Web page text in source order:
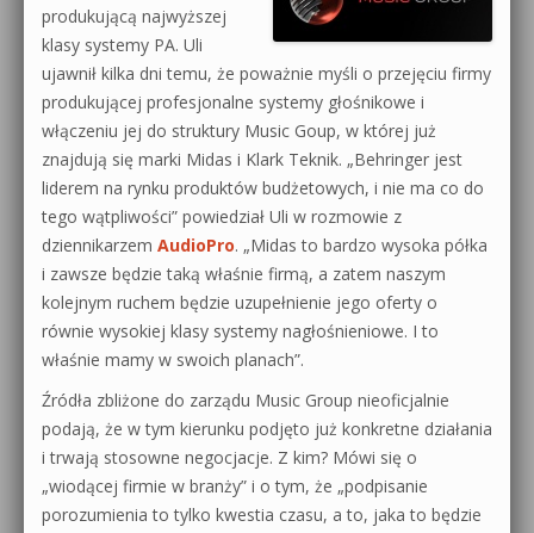
Bitwig Studio od podstaw
Produkcja muzyczna od podstaw
Sylenth1 od podstaw
Sound Forge od podstaw
Dubstep z syntezatorem Massive
Kontakt 5 Kompendium
Pakiety
0dB.pl - informacje
Newsletter
Materiały dla mediów
Archiwum aktualności
Polityka prywatności
Regulamin
Wyszukiwanie
produkującą najwyższej
klasy systemy PA. Uli
ujawnił kilka dni temu, że poważnie myśli o przejęciu firmy
produkującej profesjonalne systemy głośnikowe i
włączeniu jej do struktury Music Goup, w której już
znajdują się marki Midas i Klark Teknik. „Behringer jest
liderem na rynku produktów budżetowych, i nie ma co do
tego wątpliwości” powiedział Uli w rozmowie z
dziennikarzem AudioPro. „Midas to bardzo wysoka półka
i zawsze będzie taką właśnie firmą, a zatem naszym
kolejnym ruchem będzie uzupełnienie jego oferty o
równie wysokiej klasy systemy nagłośnieniowe. I to
właśnie mamy w swoich planach”.
Źródła zbliżone do zarządu Music Group nieoficjalnie
podają, że w tym kierunku podjęto już konkretne działania
i trwają stosowne negocjacje. Z kim? Mówi się o
„wiodącej firmie w branży” i o tym, że „podpisanie
porozumienia to tylko kwestia czasu, a to, jaka to będzie